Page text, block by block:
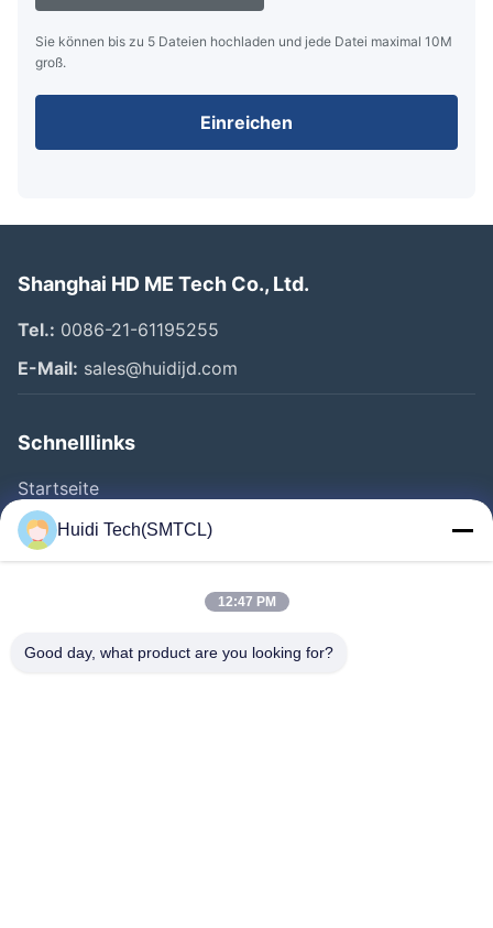
Sie können bis zu 5 Dateien hochladen und jede Datei maximal 10M
groß.
Einreichen
Shanghai HD ME Tech Co., Ltd.
Tel.: 0086-21-61195255
E-Mail: sales@huidijd.com
Schnelllinks
Startseite
Produkte
Videos
Fabrik Tour
Huidi Tech(SMTCL)
12:47 PM
Good day, what product are you looking for?